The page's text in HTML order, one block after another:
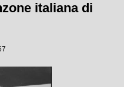
italiana di